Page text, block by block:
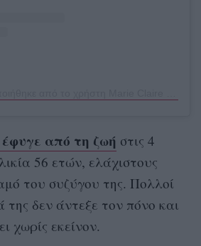
από τη ζωή στις 4
56 ετών, ελάχιστους
του συζύγου της. Πολλοί
της δεν άντεξε τον πόνο και
χωρίς εκείνον.